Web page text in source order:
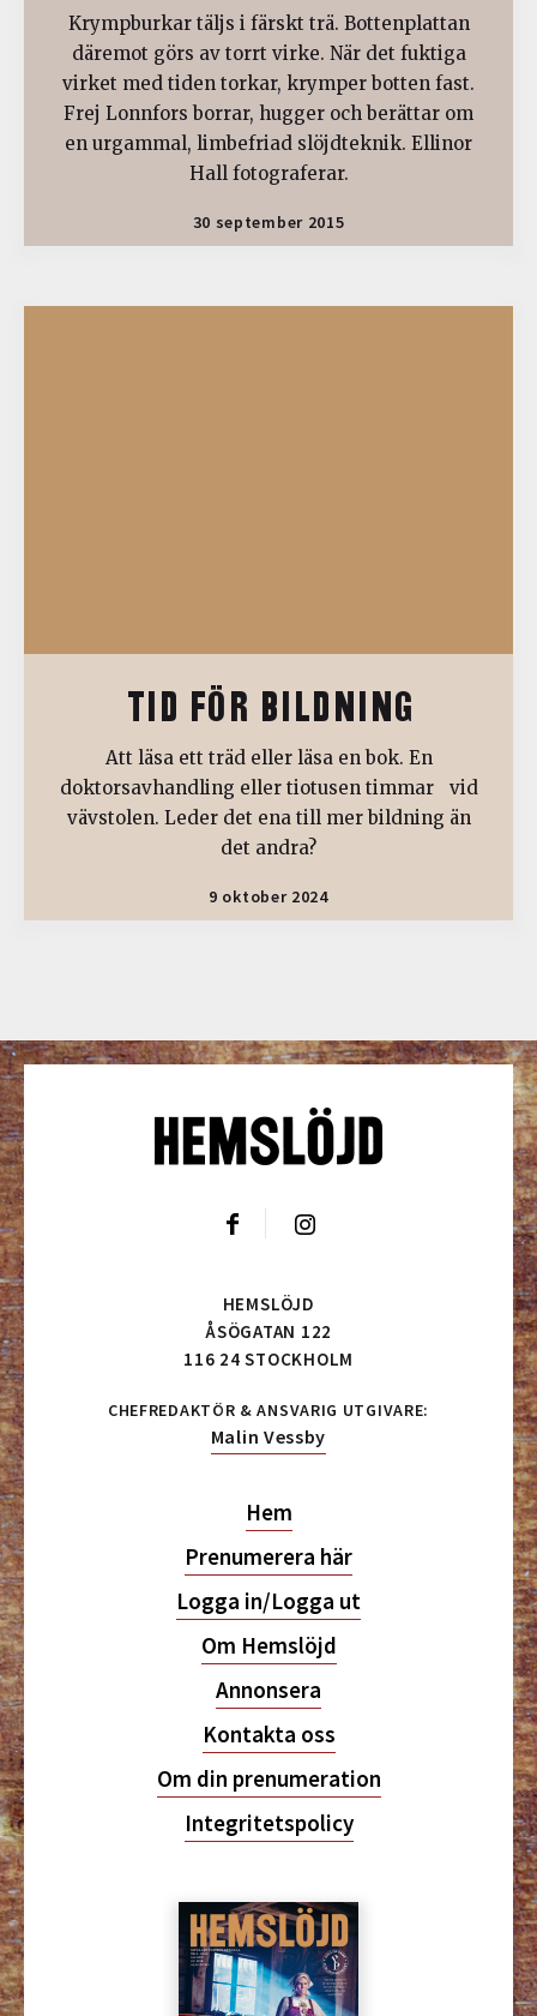
Krympburkar täljs i färskt trä. Bottenplattan
däremot görs av torrt virke. När det fuktiga
virket med tiden torkar, krymper botten fast.
Frej Lonnfors borrar, hugger och berättar om
en urgammal, limbefriad slöjdteknik. Ellinor
Hall fotograferar.
30 september 2015
TID FÖR BILDNING
Att läsa ett träd eller läsa en bok. En
doktorsavhandling eller tiotusen timmar vid
vävstolen. Leder det ena till mer bildning än
det andra?
9 oktober 2024
HEMSLÖJD
ÅSÖGATAN 122
116 24 STOCKHOLM
CHEFREDAKTÖR & ANSVARIG UTGIVARE:
Malin Vessby
Hem
Prenumerera här
Logga in/Logga ut
Om Hemslöjd
Annonsera
Kontakta oss
Om din prenumeration
Integritetspolicy